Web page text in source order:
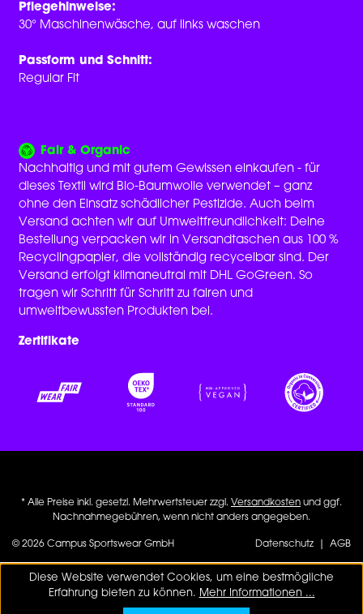
Pflegehinweise:
30° Maschinenwäsche, auf links waschen
Passform und Schnitt:
Regular Fit
Fair & Organic
Nachhaltig und mit gutem Gewissen einkaufen - für
dieses Textil wird Bio-Baumwolle verwendet – ganz
ohne den Einsatz schädlicher Pestizide. Auch beim
Versand achten wir auf Umweltfreundlichkeit: Deine
Bestellung verpacken wir in Versandtaschen aus 100 %
Recyclingpapier, die vollständig recycelbar sind. Der
Versand erfolgt klimaneutral mit DHL GoGreen. So
tragen wir Schritt für Schritt zu fairen und
umweltbewussten Produkten bei.
Zertifikate
* Alle Preise inkl. gesetzl. Mehrwertsteuer zzgl. Versandkosten und ggf.
Nachnahmegebühren, wenn nicht anders angegeben.
© 2026 Campus Sportswear GmbH Datenschutz AGB
Diese Website verwendet Cookies, um eine bestmögliche
Erfahrung bieten zu können. Mehr Informationen ...